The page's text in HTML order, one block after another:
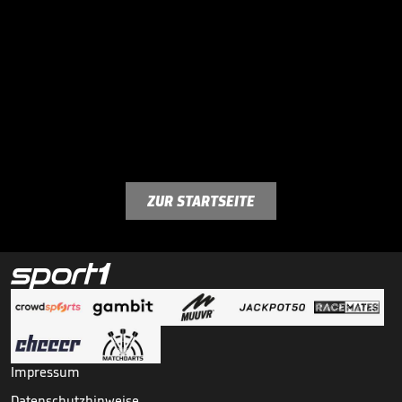
ZUR STARTSEITE
Impressum